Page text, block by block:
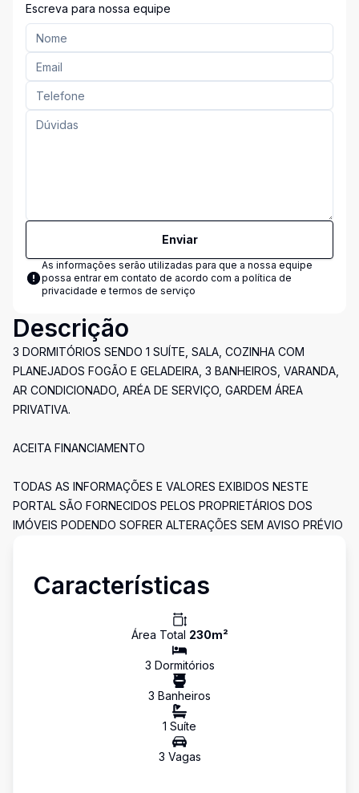
Escreva para nossa equipe
Enviar
As informações serão utilizadas para que a nossa equipe
possa entrar em contato de acordo com a política de
privacidade e termos de serviço
Descrição
3 DORMITÓRIOS SENDO 1 SUÍTE, SALA, COZINHA COM
PLANEJADOS FOGÃO E GELADEIRA, 3 BANHEIROS, VARANDA,
AR CONDICIONADO, ARÉA DE SERVIÇO, GARDEM ÁREA
PRIVATIVA.
ACEITA FINANCIAMENTO
TODAS AS INFORMAÇÕES E VALORES EXIBIDOS NESTE
PORTAL SÃO FORNECIDOS PELOS PROPRIETÁRIOS DOS
IMÓVEIS PODENDO SOFRER ALTERAÇÕES SEM AVISO PRÉVIO
Características
Área Total 230m²
3 Dormitórios
3 Banheiros
1 Suíte
3 Vagas